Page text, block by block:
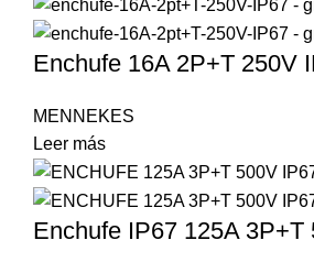
Enchufe 16A 2P+T 250V
MENNEKES
Leer más
Enchufe IP67 125A 3P+T